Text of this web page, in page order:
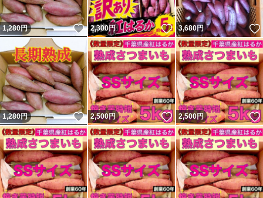
1,280円 いいね！
2,300円 いいね！
3,680円
1,280円 いいね！
2,500円 いいね！
2,500円